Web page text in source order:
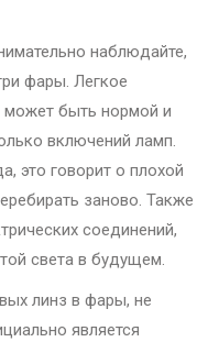
наблюдайте,
фары. Легкое
может быть нормой и
включений ламп.
это говорит о плохой
заново. Также
соединений,
света в будущем.
линз в фары, не
является